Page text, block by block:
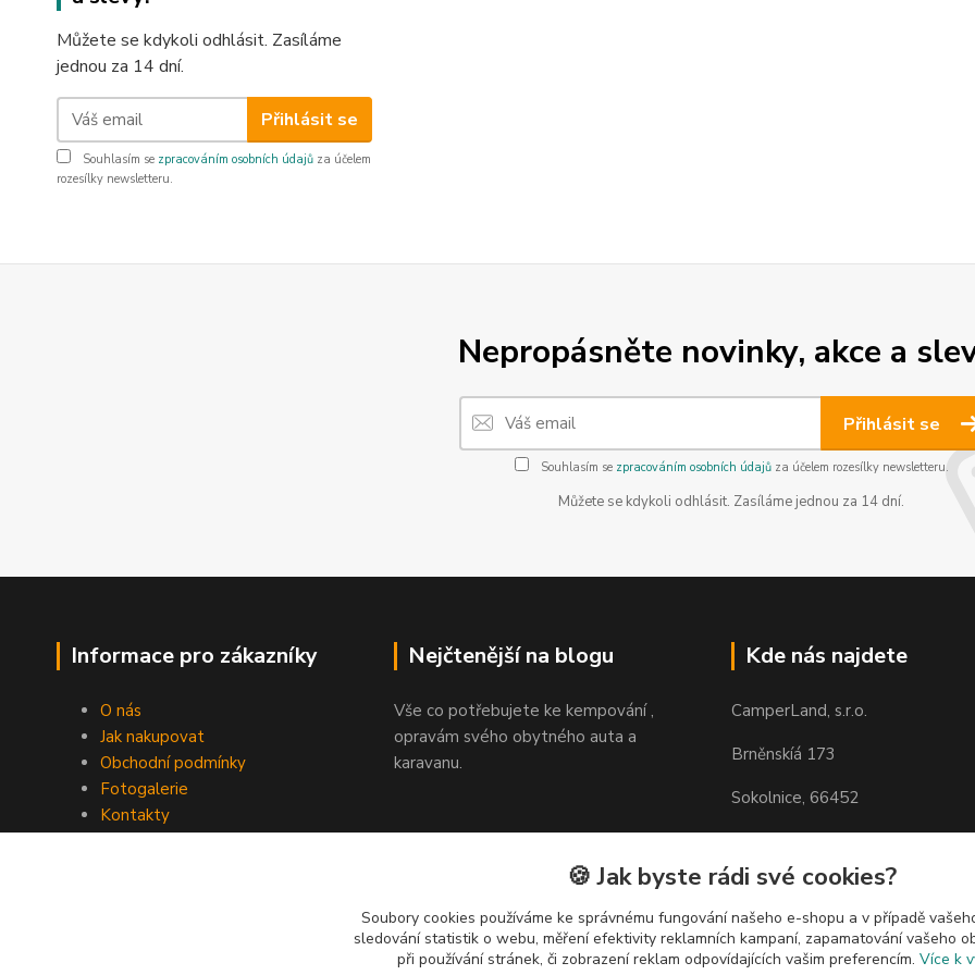
Můžete se kdykoli odhlásit. Zasíláme
jednou za 14 dní.
Přihlásit se
Souhlasím se zpracováním osobních údajů za účelem
rozesílky newsletteru.
Nepropásněte novinky, akce a
Přihlásit se
Souhlasím se zpracováním osobních údajůza účelem rozesílky newsletteru.
Můžete se kdykoli odhlásit. Zasíláme jednou za 14 dní.
Informace pro zákazníky
O nás
Jak nakupovat
Obchodní podmínky
Fotogalerie
Kontakty
Nejčtenější na blogu
Vše co potřebujete ke kempování ,
opravám svého obytného auta a
karavanu.
Kde nás najdete
CamperLand, s.r.o.
Brněnskíá 173
Sokolnice, 66452
zVfp6
🍪 Jak byste rádi své cookies?
Soubory cookies používáme ke správnému fungování našeho e-shopu a v případě
sledování statistik o webu, měření efektivity reklamních kampaní, zapamatování vašeho
při používání stránek, či zobrazení reklam odpovídajících vašim preferencím. Více k